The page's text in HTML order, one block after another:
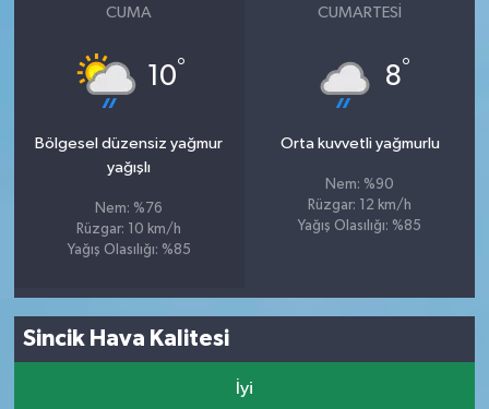
CUMA
10°
Bölgesel düzensiz yağmur
yağışlı
Nem: %76
Rüzgar: 10 km/h
Yağış Olasılığı: %85
CUMARTESI
8°
Orta kuvvetli yağmurlu
Nem: %90
Rüzgar: 12 km/h
Yağış Olasılığı: %85
Sincik Hava Kalitesi
İyi